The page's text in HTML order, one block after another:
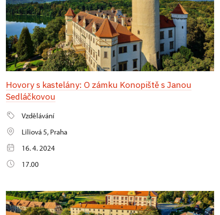
Hovory s kastelány: O zámku Konopiště s Janou
Sedláčkovou
Vzdělávání
Liliová 5, Praha
16. 4. 2024
17.00